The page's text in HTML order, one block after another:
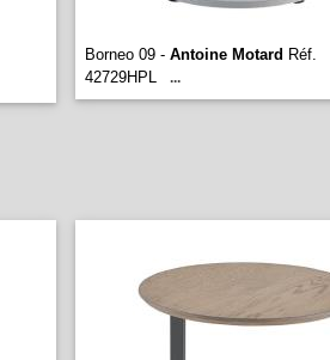
Borneo 09 - Antoine Motard Réf.
42729HPL
...